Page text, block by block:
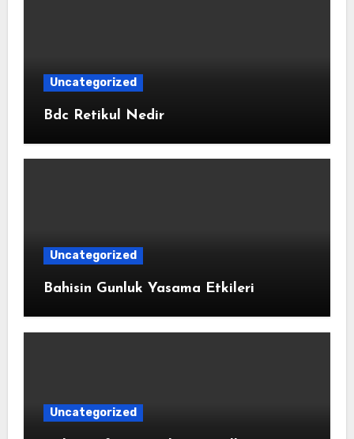
Uncategorized
Bdc Retikul Nedir
Uncategorized
Bahisin Gunluk Yasama Etkileri
Uncategorized